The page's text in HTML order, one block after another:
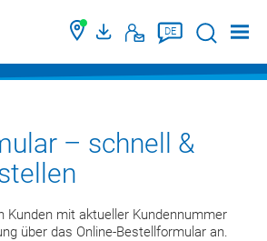
DE Suche
– schnell &
Kunden mit aktueller Kundennummer
über das Online-Bestellformular an.